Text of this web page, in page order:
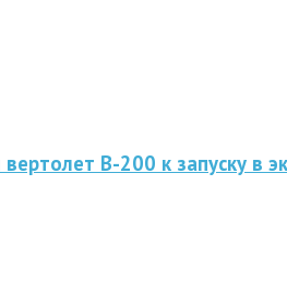
В-200 к запуску в